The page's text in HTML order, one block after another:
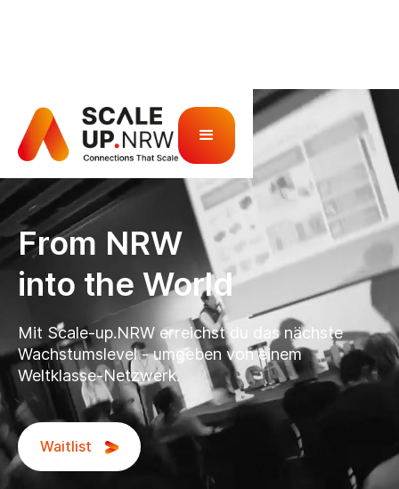
From NRW
into the World​
Mit Scale-up.NRW erreichst du das nächste
Wachstumslevel - umgeben von einem
Weltklasse-Netzwerk.
Waitlist